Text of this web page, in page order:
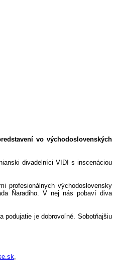
vo východoslovenských
divadelníci VIDI s inscenáciou
profesionálnych východoslovensky
Ňaradiho. V nej nás pobaví diva
podujatie je dobrovoľné. Sobotňajšiu